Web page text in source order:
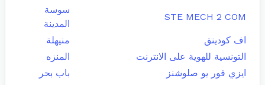
STE MECH 2 COM
سوسة
المدينة
اف كودينق
منيهلة
التونسية للهوية على الانترنت
المنزه
ايزي فور يو صلوشنز
باب بحر